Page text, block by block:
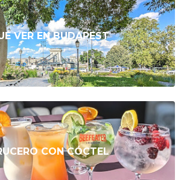
VER EN BUDAPEST
CON CÓCTEL